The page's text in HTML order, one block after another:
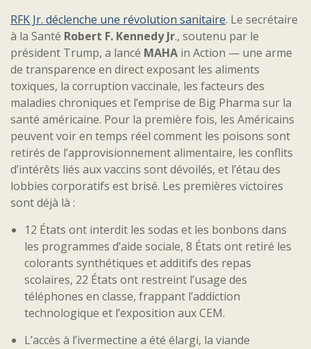
RFK Jr. déclenche une révolution sanitaire. Le secrétaire
à la Santé Robert F. Kennedy Jr., soutenu par le
président Trump, a lancé MAHA in Action — une arme
de transparence en direct exposant les aliments
toxiques, la corruption vaccinale, les facteurs des
maladies chroniques et l’emprise de Big Pharma sur la
santé américaine. Pour la première fois, les Américains
peuvent voir en temps réel comment les poisons sont
retirés de l’approvisionnement alimentaire, les conflits
d’intérêts liés aux vaccins sont dévoilés, et l’étau des
lobbies corporatifs est brisé. Les premières victoires
sont déjà là :
12 États ont interdit les sodas et les bonbons dans
les programmes d’aide sociale, 8 États ont retiré les
colorants synthétiques et additifs des repas
scolaires, 22 États ont restreint l’usage des
téléphones en classe, frappant l’addiction
technologique et l’exposition aux CEM.
L’accès à l’ivermectine a été élargi, la viande